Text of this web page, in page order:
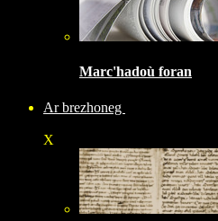
Marc'hadoù foran
Ar brezhoneg
X